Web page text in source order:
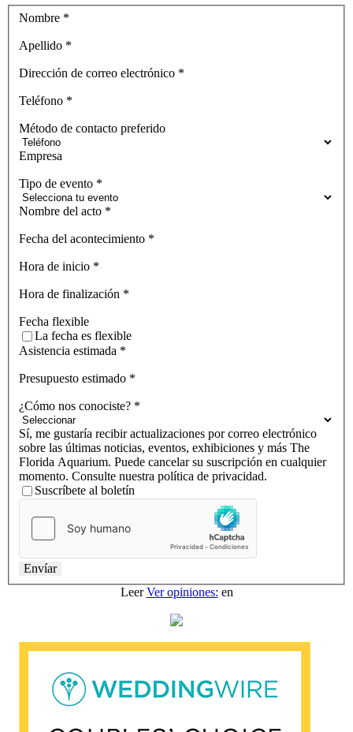
Formulario de solicitud de evento (TripleSeat)
Nombre *
Apellido *
Dirección de correo electrónico *
Teléfono *
Método de contacto preferido
Empresa
Tipo de evento *
Nombre del acto *
Fecha del acontecimiento *
Hora de inicio *
Hora de finalización *
Fecha flexible
La fecha es flexible
Asistencia estimada *
Presupuesto estimado *
¿Cómo nos conociste? *
Sí, me gustaría recibir actualizaciones por correo electrónico
sobre las últimas noticias, eventos, exhibiciones y más The
Florida Aquarium. Puede cancelar su suscripción en cualquier
momento. Consulte nuestra política de privacidad.
Suscríbete al boletín
Envíar
LeerVer opiniones: en